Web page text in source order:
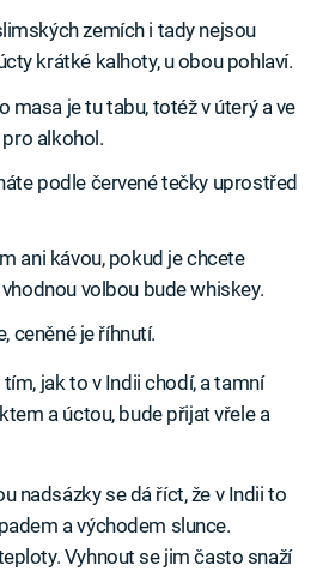
zemích i tady nejsou
krátké kalhoty, u obou pohlaví.
masa je tu tabu, totéž v úterý a ve
alkohol.
podle červené tečky uprostřed
ani kávou, pokud je chcete
volbou bude whiskey.
ceněné je říhnutí.
jak to v Indii chodí, a tamní
a úctou, bude přijat vřele a
nadsázky se dá říct, že v Indii to
a východem slunce.
Vyhnout se jim často snaží